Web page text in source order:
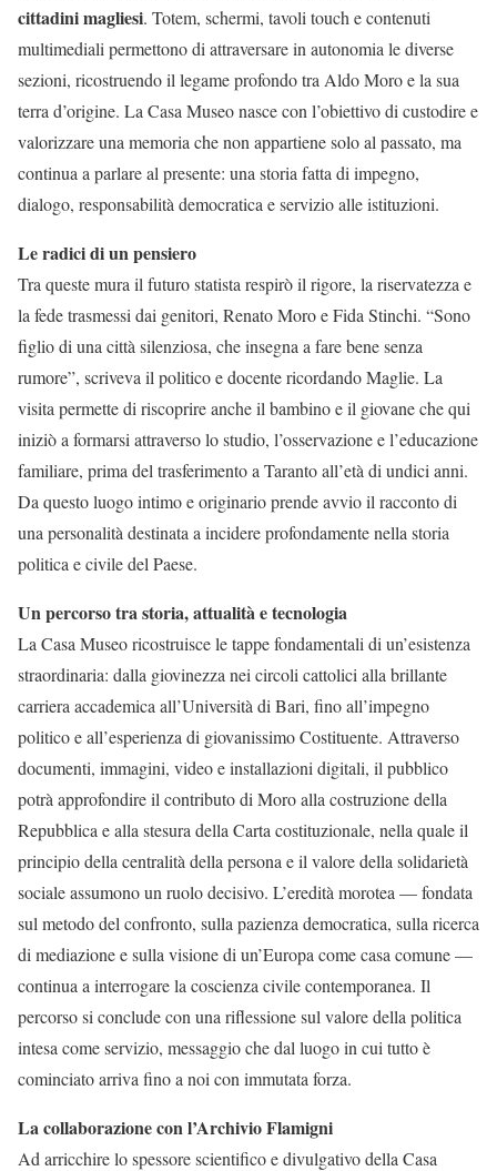
cittadini magliesi. Totem, schermi, tavoli touch e contenuti
multimediali permettono di attraversare in autonomia le diverse
sezioni, ricostruendo il legame profondo tra Aldo Moro e la sua
terra d’origine. La Casa Museo nasce con l’obiettivo di custodire e
valorizzare una memoria che non appartiene solo al passato, ma
continua a parlare al presente: una storia fatta di impegno,
dialogo, responsabilità democratica e servizio alle istituzioni.
Le radici di un pensiero
Tra queste mura il futuro statista respirò il rigore, la riservatezza e
la fede trasmessi dai genitori, Renato Moro e Fida Stinchi. “Sono
figlio di una città silenziosa, che insegna a fare bene senza
rumore”, scriveva il politico e docente ricordando Maglie. La
visita permette di riscoprire anche il bambino e il giovane che qui
iniziò a formarsi attraverso lo studio, l’osservazione e l’educazione
familiare, prima del trasferimento a Taranto all’età di undici anni.
Da questo luogo intimo e originario prende avvio il racconto di
una personalità destinata a incidere profondamente nella storia
politica e civile del Paese.
Un percorso tra storia, attualità e tecnologia
La Casa Museo ricostruisce le tappe fondamentali di un’esistenza
straordinaria: dalla giovinezza nei circoli cattolici alla brillante
carriera accademica all’Università di Bari, fino all’impegno
politico e all’esperienza di giovanissimo Costituente. Attraverso
documenti, immagini, video e installazioni digitali, il pubblico
potrà approfondire il contributo di Moro alla costruzione della
Repubblica e alla stesura della Carta costituzionale, nella quale il
principio della centralità della persona e il valore della solidarietà
sociale assumono un ruolo decisivo. L’eredità morotea — fondata
sul metodo del confronto, sulla pazienza democratica, sulla ricerca
di mediazione e sulla visione di un’Europa come casa comune —
continua a interrogare la coscienza civile contemporanea. Il
percorso si conclude con una riflessione sul valore della politica
intesa come servizio, messaggio che dal luogo in cui tutto è
cominciato arriva fino a noi con immutata forza.
La collaborazione con l’Archivio Flamigni
Ad arricchire lo spessore scientifico e divulgativo della Casa